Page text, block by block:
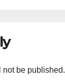
not be published.